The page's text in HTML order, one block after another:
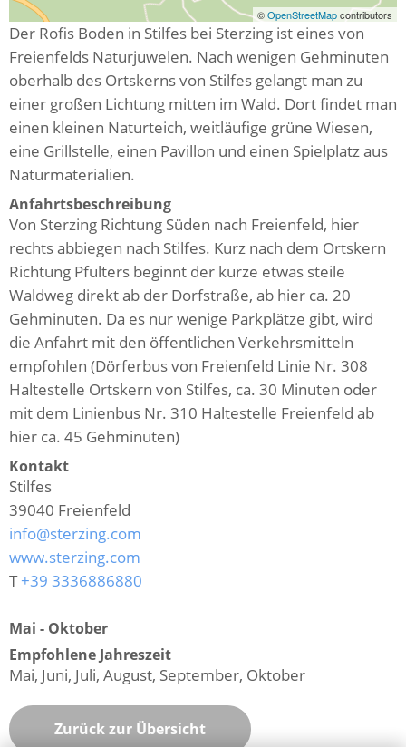
©OpenStreetMapcontributors
Der Rofis Boden in Stilfes bei Sterzing ist eines von
Freienfelds Naturjuwelen. Nach wenigen Gehminuten
oberhalb des Ortskerns von Stilfes gelangt man zu
einer großen Lichtung mitten im Wald. Dort findet man
einen kleinen Naturteich, weitläufige grüne Wiesen,
eine Grillstelle, einen Pavillon und einen Spielplatz aus
Naturmaterialien.
Anfahrtsbeschreibung
Von Sterzing Richtung Süden nach Freienfeld, hier
rechts abbiegen nach Stilfes. Kurz nach dem Ortskern
Richtung Pfulters beginnt der kurze etwas steile
Waldweg direkt ab der Dorfstraße, ab hier ca. 20
Gehminuten. Da es nur wenige Parkplätze gibt, wird
die Anfahrt mit den öffentlichen Verkehrsmitteln
empfohlen (Dörferbus von Freienfeld Linie Nr. 308
Haltestelle Ortskern von Stilfes, ca. 30 Minuten oder
mit dem Linienbus Nr. 310 Haltestelle Freienfeld ab
hier ca. 45 Gehminuten)
Kontakt
Stilfes
39040 Freienfeld
info@sterzing.com
www.sterzing.com
T+39 3336886880
Mai - Oktober
Empfohlene Jahreszeit
Mai, Juni, Juli, August, September, Oktober
Zurück zur Übersicht